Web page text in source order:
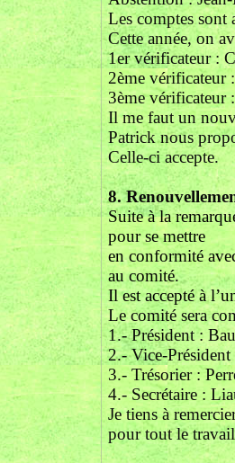
Les comptes sont
Cette année, on
1er vérificateur :
2ème vérificateur
3ème vérificateur
Il me faut un
Patrick nous
Celle-ci accepte.
8.
Suite à la
pour se mettre
en conformité
au comité.
Il est accepté à
Le comité sera
1.- Président :
2.- Vice-Président
3.- Trésorier :
4.- Secrétaire :
Je tiens à
pour tout le